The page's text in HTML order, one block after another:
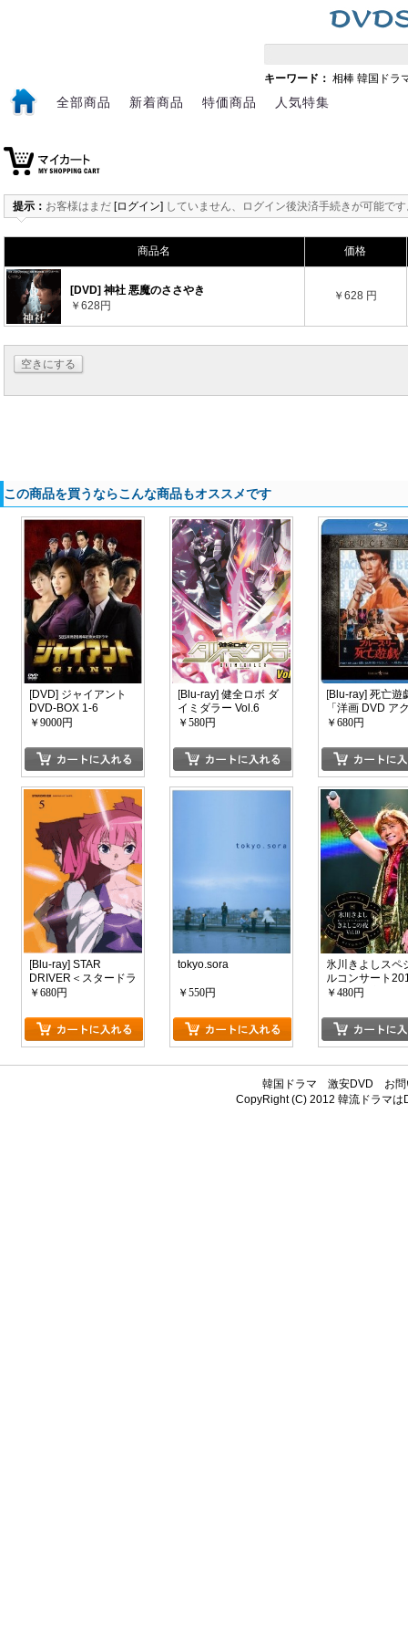
キーワード： 相棒 韓国ドラ
全部商品 新着商品 特価商品 人気特集
提示： お客様はまだ [ログイン] していません、ログイン後決済手続きが可能で
商品名 価格
[DVD] 神社 悪魔のささやき
￥628円
￥628 円
空きにする
この商品を買うならこんな商品もオススメです
[DVD] ジャイアント
DVD-BOX 1-6
￥9000円
[Blu-ray] 健全ロボ ダ
イミダラー Vol.6
￥580円
[Blu-ray] 死亡遊
「洋画 DVD ア
ン」
￥680円
[Blu-ray] STAR
DRIVER＜スタードラ
イバー＞輝きのタク
￥680円
tokyo.sora
￥550円
氷川きよしスペ
ルコンサート
よしこの夜
￥480円
韓国ドラマ 激安DVD
お
CopyRight (C) 2012韓流ドラマは